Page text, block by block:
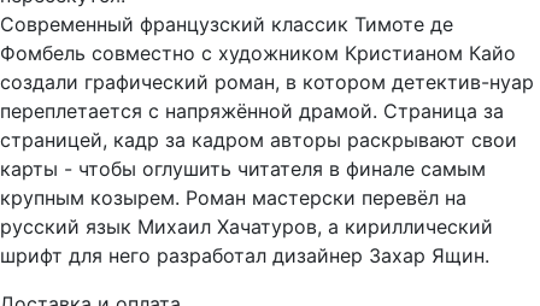
Современный французский классик Тимоте де
Фомбель совместно с художником Кристианом Кайо
создали графический роман, в котором детектив-нуар
переплетается с напряжённой драмой. Страница за
страницей, кадр за кадром авторы раскрывают свои
карты - чтобы оглушить читателя в финале самым
крупным козырем. Роман мастерски перевёл на
русский язык Михаил Хачатуров, а кириллический
шрифт для него разработал дизайнер Захар Ящин.